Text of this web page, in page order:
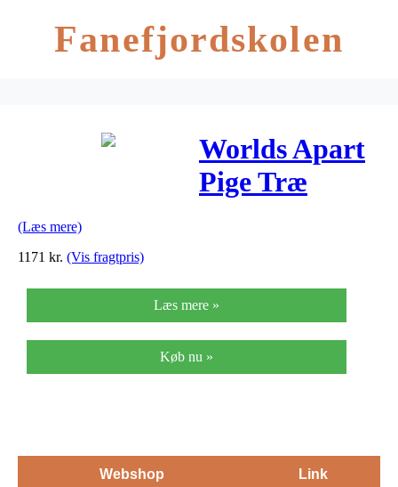
Fanefjordskolen
Worlds Apart
Pige Træ
(Læs mere)
1171 kr. (Vis fragtpris)
Læs mere »
Køb nu »
Webshop Link